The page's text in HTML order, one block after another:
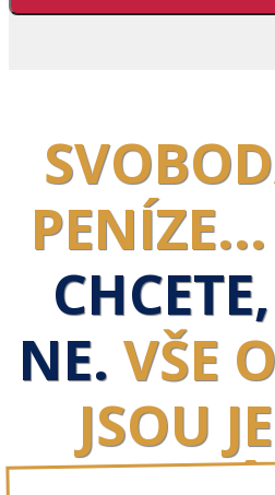
PENÍZE...
NE. VŠE
JSOU